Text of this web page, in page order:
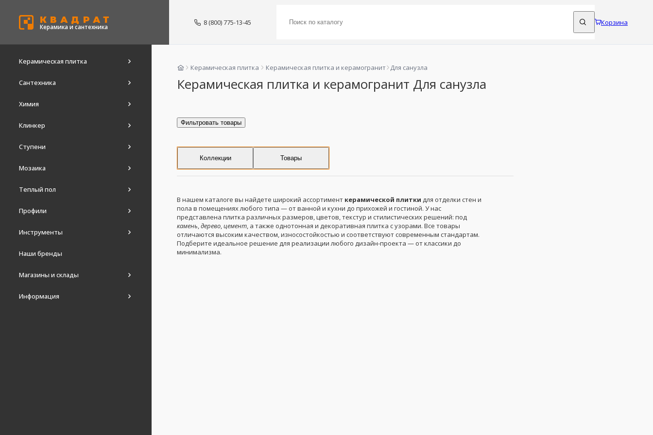
КВАДРАТ
Керамика и сантехника
8 (800) 775-13-45 Корзина
Керамическая плитка
Сантехника
Химия
Клинкер
Ступени
Мозаика
Теплый пол
Профили
Инструменты
Наши бренды
Магазины и склады
Информация
Керамическая плитка Керамическая плитка и керамогранит Для санузла
Керамическая плитка и керамогранит Для санузла
Фильтровать товары
Коллекции Товары
В нашем каталоге вы найдете широкий ассортимент керамической плитки для отделки стен и
пола в помещениях любого типа — от ванной и кухни до прихожей и гостиной. У нас
представлена плитка различных размеров, цветов, текстур и стилистических решений: под
камень дерево цемент , а также однотонная и декоративная плитка с узорами. Все товары
отличаются высоким качеством, износостойкостью и соответствуют современным стандартам.
Подберите идеальное решение для реализации любого дизайн-проекта — от классики до
минимализма.